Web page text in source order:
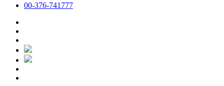
00-376-741777